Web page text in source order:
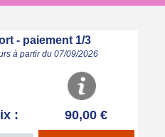
- paiement 1/3
à partir du 07/09/2026
: 90,00 €